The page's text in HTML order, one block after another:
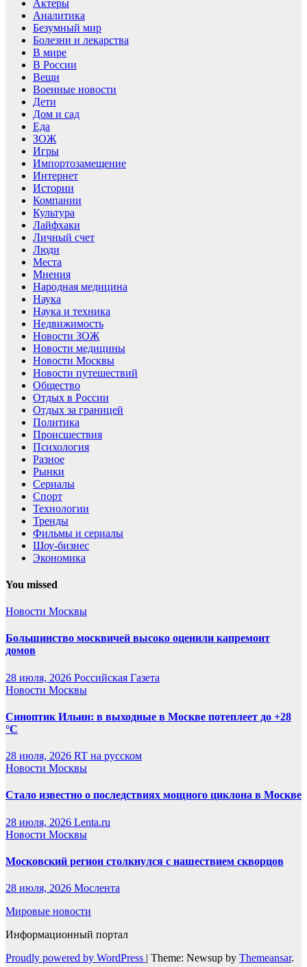
Актеры
Аналитика
Безумный мир
Болезни и лекарства
В мире
В России
Вещи
Военные новости
Дети
Дом и сад
Еда
ЗОЖ
Игры
Импортозамещение
Интернет
Истории
Компании
Культура
Лайфхаки
Личный счет
Люди
Места
Мнения
Народная медицина
Наука
Наука и техника
Недвижимость
Новости ЗОЖ
Новости медицины
Новости Москвы
Новости путешествий
Общество
Отдых в России
Отдых за границей
Политика
Происшествия
Психология
Разное
Рынки
Сериалы
Спорт
Технологии
Тренды
Фильмы и сериалы
Шоу-бизнес
Экономика
You missed
Новости Москвы
Большинство москвичей высоко оценили капремонт
домов
28 июля, 2026 Российская Газета
Новости Москвы
Синоптик Ильин: в выходные в Москве потеплеет до +28
°C
28 июля, 2026 RT на русском
Новости Москвы
Стало известно о последствиях мощного циклона в Москве
28 июля, 2026 Lenta.ru
Новости Москвы
Московский регион столкнулся с нашествием скворцов
28 июля, 2026 Мослента
Мировые новости
Информационный портал
Proudly powered by WordPress | Theme: Newsup by Themeansar.